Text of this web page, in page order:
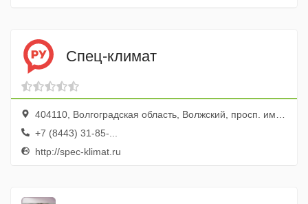
Спец-климат
404110, Волгоградская область, Волжский, просп. имени Ленина, 33
+7 (8443) 31-85-...
http://spec-klimat.ru